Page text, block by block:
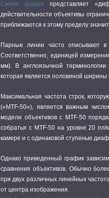
Синяя кривая представляет
действительности объективы
приближаются к этому пределу
Парные линии часто описывают
Соответственно, единицей
мм). В англоязычной
которая является половиной ширины
Максимальная частота строк,
(«MTF-50»), является важным
модели объективов с MTF-50
собратья с MTF-50 на уровне 20
камере и с одинаковой ступенью
Однако приведенный график
сравнения объективов. Обычно
при двух различных линейных
от центра изображения.